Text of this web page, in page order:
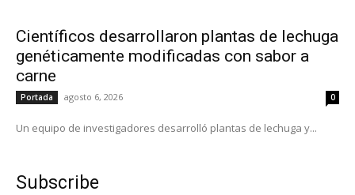
Científicos desarrollaron plantas de lechuga
genéticamente modificadas con sabor a
carne
Portada agosto 6, 2026 0
Un equipo de investigadores desarrolló plantas de lechuga y...
Subscribe